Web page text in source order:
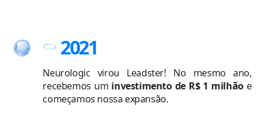
2021
Neurologic virou Leadster! No mesmo ano,
recebemos um investimento de R$ 1 milhãoe
começamos nossa expansão.